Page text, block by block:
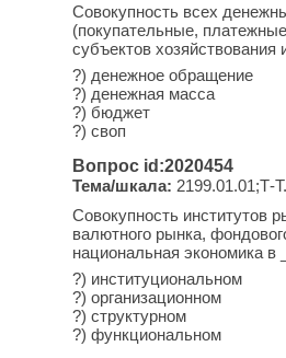
Совокупность всех
(покупательные,
субъектов хозяйствования
?) денежное обращение
?) денежная масса
?) бюджет
?) своп
Вопрос id:2020454
Тема/шкала: 2199.01.01;Т-
Совокупность институтов
валютного рынка,
национальная экономика в
?) институциональном
?) организационном
?) структурном
?) функциональном